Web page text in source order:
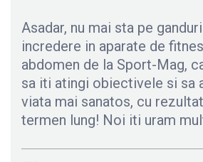
Asadar, nu mai sta pe
incredere in aparate de
abdomen de la Sport-Mag,
sa iti atingi obiectivele si sa
viata mai sanatos, cu
termen lung! Noi iti uram